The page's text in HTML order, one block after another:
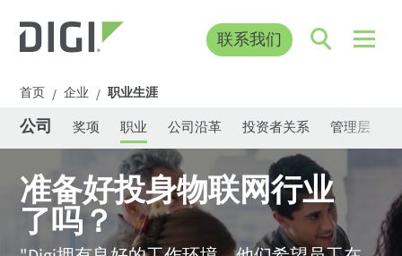
联系我们
首页 / 企业 / 职业生涯
公司 奖项 职业 公司沿革 投资者关系 管理层
准备好投身物联网行业
了吗？